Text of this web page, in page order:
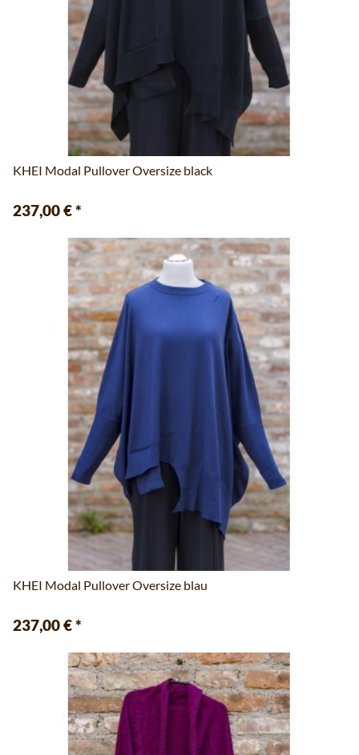
KHEI Modal Pullover Oversize black
237,00 €*
KHEI Modal Pullover Oversize blau
237,00 €*